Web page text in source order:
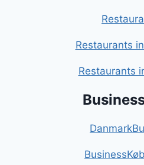
Restaurants
Restaurants